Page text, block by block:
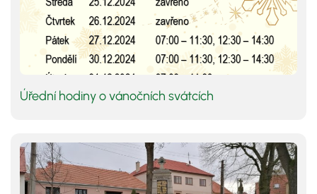
Úřední hodiny o vánočních svátcích